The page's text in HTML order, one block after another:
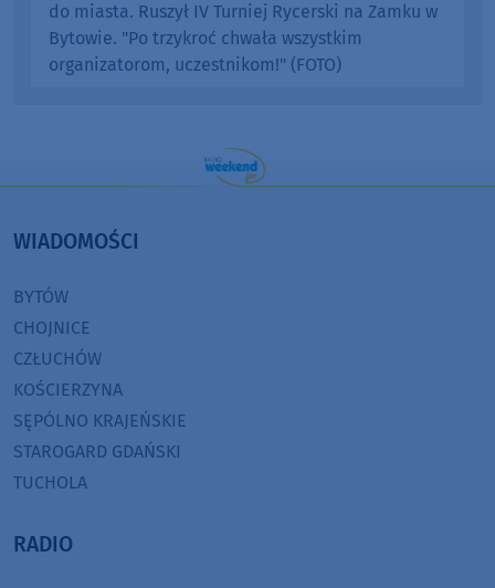
do miasta. Ruszył IV Turniej Rycerski na Zamku w
Bytowie. "Po trzykroć chwała wszystkim
organizatorom, uczestnikom!" (FOTO)
WIADOMOŚCI
BYTÓW
CHOJNICE
CZŁUCHÓW
KOŚCIERZYNA
SĘPÓLNO KRAJEŃSKIE
STAROGARD GDAŃSKI
TUCHOLA
RADIO